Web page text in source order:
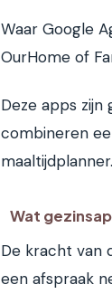
Waar Google
OurHome of
Deze apps
combineren
maaltijdplanner.
Wat
De kracht van
een afspraak